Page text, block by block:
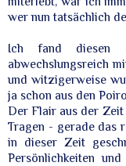
wer nun tatsächlich
Ich fand diesen
abwechslungsreich
und witzigerweise
ja schon aus den
Der Flair aus der Zeit
Tragen - gerade das
in dieser Zeit
Persönlichkeiten